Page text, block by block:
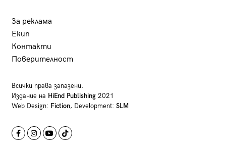
За реклама
Екип
Контакти
Поверителност
Всички права запазени.
Издание на HiEnd Publishing2021
Web Design: Fiction, Development: SLM